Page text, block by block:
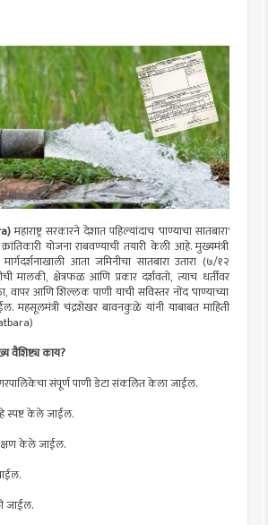
महाराष्ट्र सरकारने देशात पहिल्यांदाच 'पाण्याचा सातबारा'
योजना राबवण्याची तयारी केली आहे. मुख्यमंत्री
आता जमिनीचा सातबारा उतारा (७/१२
मालकी, क्षेत्रफळ आणि प्रकार दर्शवतो, त्याच धर्तीवर
वापर आणि शिल्लक पाणी याची सविस्तर नोंद 'पाण्याच्या
महसूलमंत्री चंद्रशेखर बावनकुळे यांनी याबाबत माहिती
वैशिष्ट्य काय?
संपूर्ण पाणी डेटा संकलित केला जाईल.
स्पष्ट केले जाईल.
केले जाईल.
जाईल.